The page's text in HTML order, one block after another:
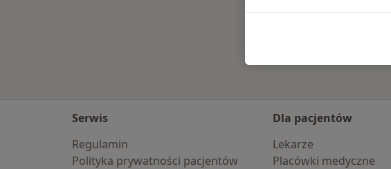
Serwis
Regulamin
Polityka prywatności pacjentów
Dla pacjentów
Lekarze
Placówki medyczne